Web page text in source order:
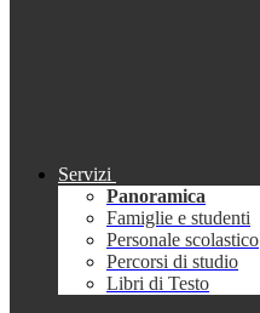
Servizi
Panoramica
Famiglie e studenti
Personale scolastico
Percorsi di studio
Libri di Testo